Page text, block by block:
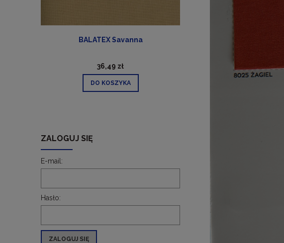
BALATEX Savanna
36,49 zł
DO KOSZYKA
ZALOGUJ SIĘ
E-mail:
Hasło:
ZALOGUJ SIĘ